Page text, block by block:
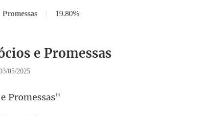
| 19.80%
e Promessas
05/2025